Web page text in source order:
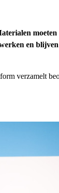
en
verzamelt